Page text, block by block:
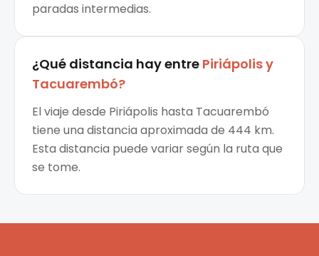
paradas intermedias.
¿Qué distancia hay entre Piriápolisy
Tacuarembó?
El viaje desde Piriápolis hasta Tacuarembó
tiene una distancia aproximada de 444 km.
Esta distancia puede variar según la ruta que
se tome.